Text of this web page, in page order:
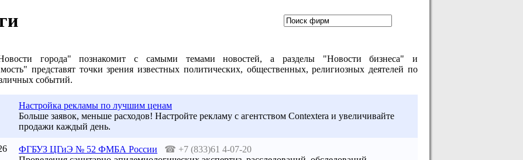
города" познакомит с самыми темами новостей, а разделы "Новости бизнеса" и
представят точки зрения известных политических, общественных, религиозных деятелей по
событий.
Настройка рекламы по лучшим ценам
Больше заявок, меньше расходов! Настройте рекламу с агентством Contextera и увеличивайте
продажи каждый день.
ФГБУЗ ЦГиЭ № 52 ФМБА России ☎ +7 (833)61 4-07-20